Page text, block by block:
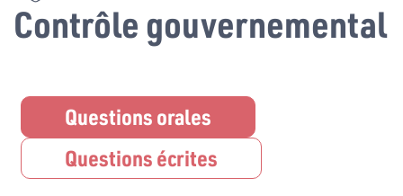
Contrôle gouvernemental
Questions orales
Questions écrites